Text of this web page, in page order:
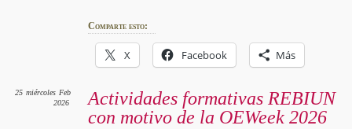
Comparte esto:
X Facebook Más
Actividades formativas REBIUN
con motivo de la OEWeek 2026
25 miércoles Feb
2026